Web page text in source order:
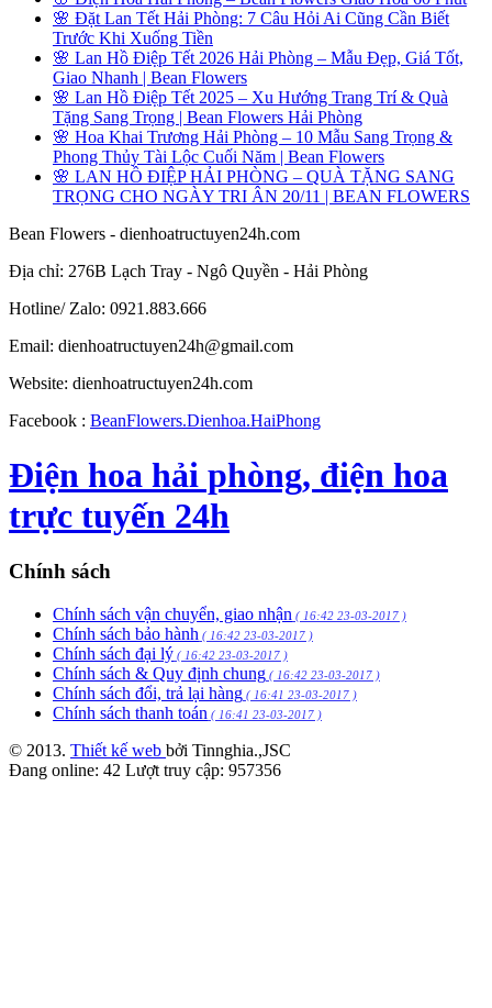
🌸 Đặt Lan Tết Hải Phòng: 7 Câu Hỏi Ai Cũng Cần Biết
Trước Khi Xuống Tiền
🌸 Lan Hồ Điệp Tết 2026 Hải Phòng – Mẫu Đẹp, Giá Tốt,
Giao Nhanh | Bean Flowers
🌸 Lan Hồ Điệp Tết 2025 – Xu Hướng Trang Trí & Quà
Tặng Sang Trọng | Bean Flowers Hải Phòng
🌸 Hoa Khai Trương Hải Phòng – 10 Mẫu Sang Trọng &
Phong Thủy Tài Lộc Cuối Năm | Bean Flowers
🌸 LAN HỒ ĐIỆP HẢI PHÒNG – QUÀ TẶNG SANG
TRỌNG CHO NGÀY TRI ÂN 20/11 | BEAN FLOWERS
Bean Flowers - dienhoatructuyen24h.com
Địa chỉ: 276B Lạch Tray - Ngô Quyền - Hải Phòng
Hotline/ Zalo: 0921.883.666
Email: dienhoatructuyen24h@gmail.com
Website: dienhoatructuyen24h.com
Facebook : BeanFlowers.Dienhoa.HaiPhong
Điện hoa hải phòng, điện hoa
trực tuyến 24h
Chính sách
Chính sách vận chuyển, giao nhận ( 16:42 23-03-2017 )
Chính sách bảo hành ( 16:42 23-03-2017 )
Chính sách đại lý ( 16:42 23-03-2017 )
Chính sách & Quy định chung ( 16:42 23-03-2017 )
Chính sách đổi, trả lại hàng ( 16:41 23-03-2017 )
Chính sách thanh toán ( 16:41 23-03-2017 )
© 2013. Thiết kế web bởi Tinnghia.,JSC
Đang online: 42 Lượt truy cập: 957356